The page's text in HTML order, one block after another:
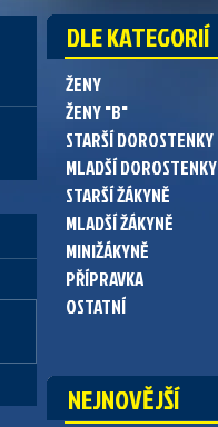
ŽENY
ŽENY "B"
STARŠÍ DOROSTENKY
MLADŠÍ DOROSTENKY
STARŠÍ ŽÁKYNĚ
MLADŠÍ ŽÁKYNĚ
MINIŽÁKYNĚ
PŘÍPRAVKA
OSTATNÍ
DLE KATEGORIÍ
NEJNOVĚJŠÍ